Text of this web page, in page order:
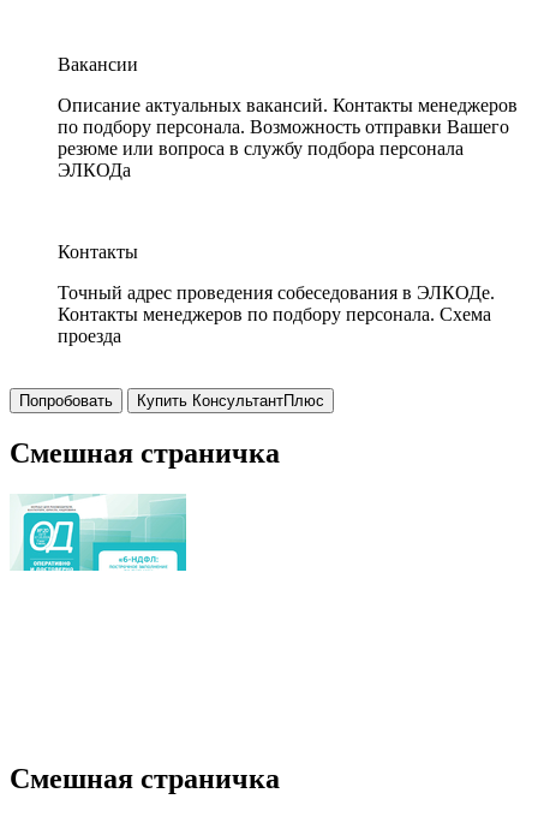
Вакансии
Описание актуальных вакансий. Контакты менеджеров
по подбору персонала. Возможность отправки Вашего
резюме или вопроса в службу подбора персонала
ЭЛКОДа
Контакты
Точный адрес проведения собеседования в ЭЛКОДе.
Контакты менеджеров по подбору персонала. Схема
проезда
Попробовать Купить КонсультантПлюс
Смешная страничка
Смешная страничка